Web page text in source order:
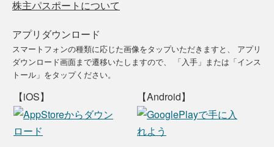
株主パスポートについて
アプリダウンロード
スマートフォンの種類に応じた画像をタップいただきますと、
アプリ
ダウンロード画面まで遷移いたしますので、
「入手」または「インス
トール」をタップください。
【iOS】 【Android】